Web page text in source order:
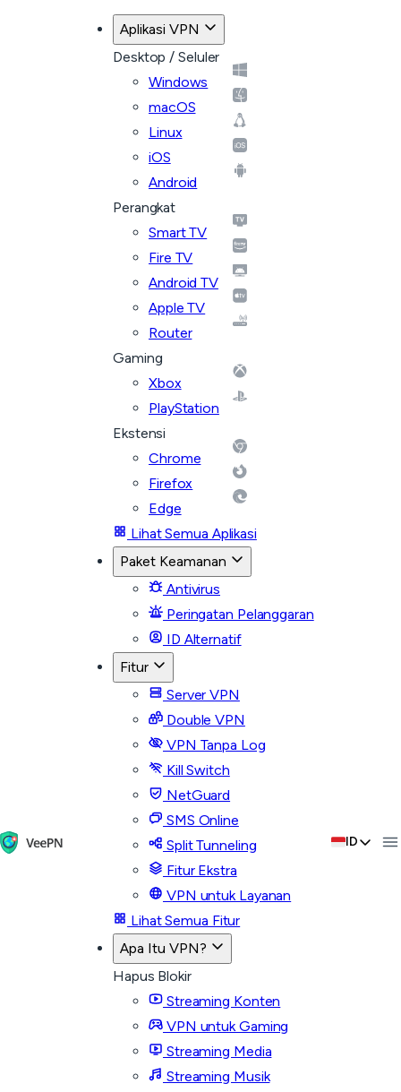
Aplikasi VPN
Desktop / Seluler
Windows
macOS
Linux
iOS
Android
Perangkat
Smart TV
Fire TV
Android TV
Apple TV
Router
Gaming
Xbox
PlayStation
Ekstensi
Chrome
Firefox
Edge
Lihat Semua Aplikasi
Paket Keamanan
Antivirus
Peringatan Pelanggaran
ID Alternatif
Fitur
Server VPN
Double VPN
VPN Tanpa Log
Kill Switch
NetGuard
SMS Online
Split Tunneling
Fitur Ekstra
VPN untuk Layanan
Lihat Semua Fitur
Apa Itu VPN?
Hapus Blokir
Streaming Konten
VPN untuk Gaming
Streaming Media
Streaming Musik
ID